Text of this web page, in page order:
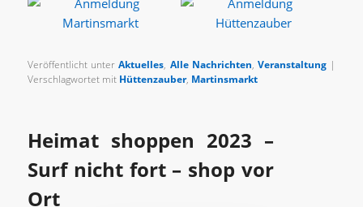
Veröffentlicht unter Aktuelles, Alle Nachrichten, Veranstaltung |
Verschlagwortet mit Hüttenzauber, Martinsmarkt
Heimat shoppen 2023 –
Surf nicht fort – shop vor
Ort